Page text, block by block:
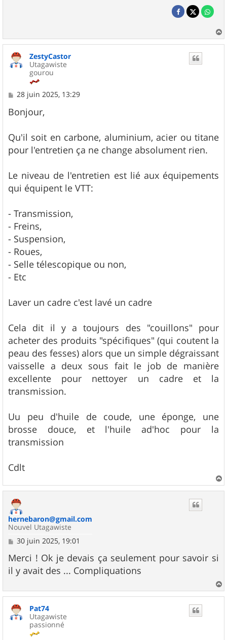
a
ZestyCastor
Utagawiste
gourou
M
s
s
g
e
28 juin 2025, 13:29
Bonjour,
Qu'il soit en carbone, aluminium, acier ou titane
pour l'entretien ça ne change absolument rien.
Le niveau de l'entretien est lié aux équipements
qui équipent le VTT:
- Transmission,
- Freins,
- Suspension,
- Roues,
- Selle télescopique ou non,
- Etc
Laver un cadre c'est lavé un cadre
Cela dit il y a toujours des "couillons" pour
acheter des produits "spécifiques" (qui coutent la
peau des fesses) alors que un simple dégraissant
vaisselle a deux sous fait le job de manière
excellente pour nettoyer un cadre et la
transmission.
Uu peu d'huile de coude, une éponge, une
brosse douce, et l'huile ad'hoc pour la
transmission
Cdlt
a
hernebaron@gmail.com
Nouvel Utagawiste
M
s
s
a
30 juin 2025, 19:01
Merci ! Ok je devais ça seulement pour savoir si
il y avait des ... Compliquations
a
Pat74
Utagawiste
passionné